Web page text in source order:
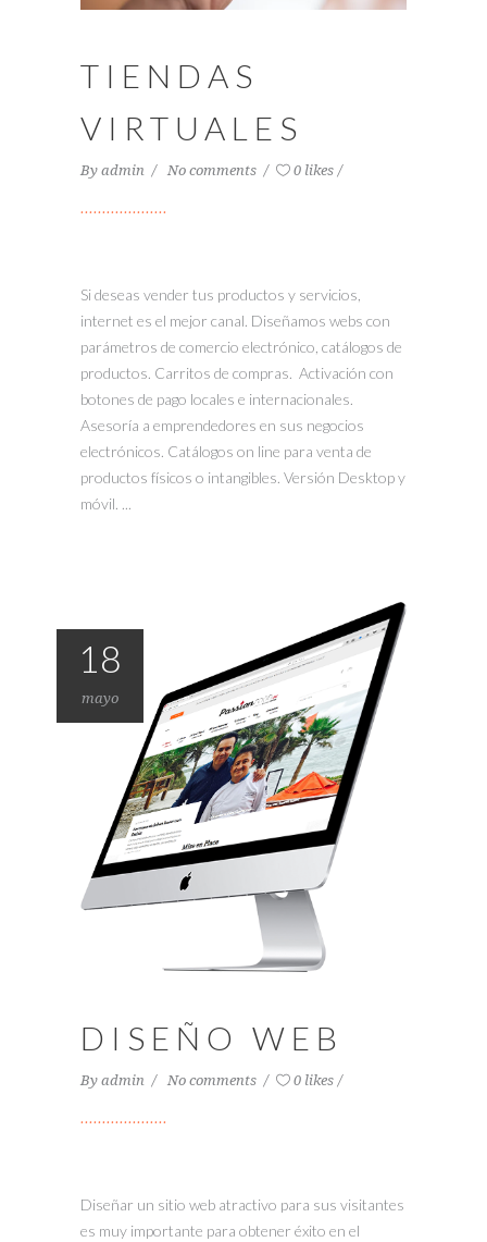
TIENDAS
VIRTUALES
By admin No comments 0 likes
Si deseas vender tus productos y servicios,
internet es el mejor canal. Diseñamos webs con
parámetros de comercio electrónico, catálogos de
productos. Carritos de compras. Activación con
botones de pago locales e internacionales.
Asesoría a emprendedores en sus negocios
electrónicos. Catálogos on line para venta de
productos físicos o intangibles. Versión Desktop y
móvil. ...
18
mayo
DISEÑO WEB
By admin No comments 0 likes
Diseñar un sitio web atractivo para sus visitantes
es muy importante para obtener éxito en el